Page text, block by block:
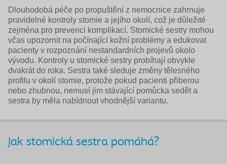
Dlouhodobá péče po propuštění z nemocnice zahrnuje
pravidelné kontroly stomie a jejího okolí, což je důležité
zejména pro prevenci komplikací. Stomické sestry mohou
včas upozornit na počínající kožní problémy a edukovat
pacienty v rozpoznání nestandardních projevů okolo
vývodu. Kontroly u stomické sestry probíhají obvykle
dvakrát do roka. Sestra také sleduje změny tělesného
profilu v okolí stomie, protože pokud pacienti přiberou
nebo zhubnou, nemusí jim stávající pomůcka sedět a
sestra by měla nabídnout vhodnější variantu.
Jak stomická sestra pomáhá?